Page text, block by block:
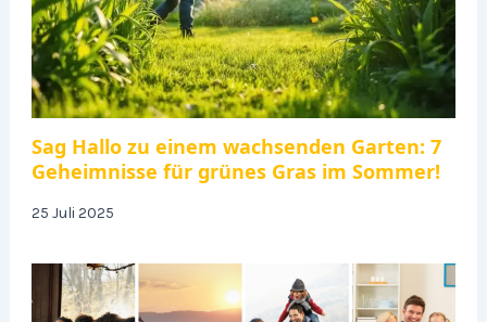
Sag Hallo zu einem wachsenden Garten: 7
Geheimnisse für grünes Gras im Sommer!
25 Juli 2025